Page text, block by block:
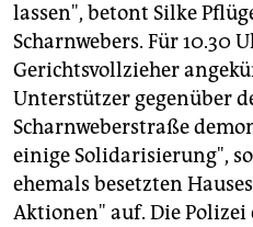
lassen", betont Silke
Scharnwebers. Für 10.30
Gerichtsvollzieher
Unterstützer gegenüber
Scharnweberstraße
einige Solidarisierung",
ehemals besetzten
Aktionen" auf. Die